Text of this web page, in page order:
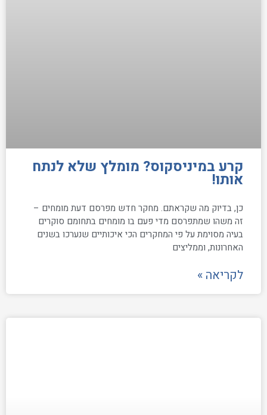
קרע במיניסקוס? מומלץ שלא לנתח
אותו!
כן, בדיוק מה שקראתם. מחקר חדש מפרסם דעת מומחים –
זה משהו שמתפרסם מדי פעם בו מומחים בתחומם סוקרים
בעיה מסוימת על פי המחקרים הכי איכותיים שנערכו בשנים
האחרונות, וממליצים
לקריאה »